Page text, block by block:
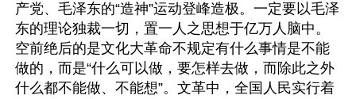
产党、毛泽东的“造神”运动登峰造极。一定要以毛泽
东的理论独裁一切，置一人之思想于亿万人脑中。
空前绝后的是文化大革命不规定有什么事情是不能
做的，而是“什么可以做，要怎样去做，而除此之外
什么都不能做、不能想”。文革中，全国人民实行着